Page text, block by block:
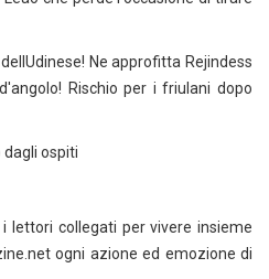
Ne approfitta Rejindess
Rischio per i friulani dopo
ospiti
lettori collegati per vivere insieme
ogni azione ed emozione di